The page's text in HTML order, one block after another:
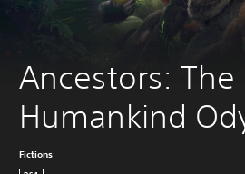
Ancestors: The
Humankind
Fictions